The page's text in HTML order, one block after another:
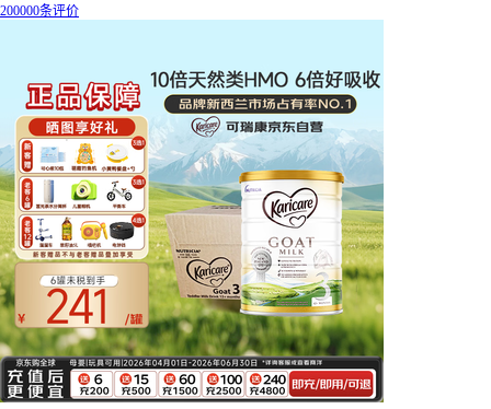
200000条评价